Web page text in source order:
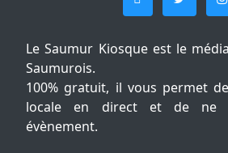
Le Saumur Kiosque est le
Saumurois.
100% gratuit, il vous permet
locale en direct et de ne
évènement.